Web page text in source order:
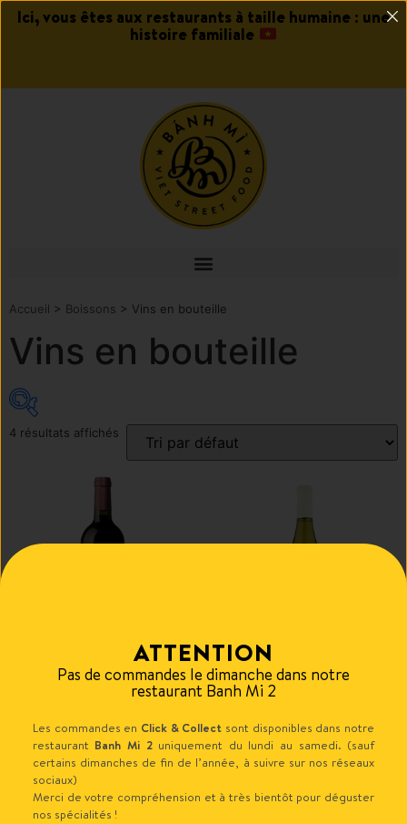
Ici, vous êtes aux restaurants à taille humaine : une
histoire familiale
Accueil > Boissons > Vins en bouteille
Vins en bouteille
In stock
4 résultats affichés
Blaye rouge (bio)(750ml)
Ajouter au panier
Chardonnay blanc (750ml)
Ajouter au panier
ATTENTION
Pas de commandes le dimanche dans notre
restaurant Banh Mi 2
Les commandes en Click & Collect sont disponibles dans notre
restaurant Banh Mi 2uniquement du lundi au samedi. (sauf
certains dimanches de fin de l’année, à suivre sur nos réseaux
sociaux)
Merci de votre compréhension et à très bientôt pour déguster
nos spécialités !